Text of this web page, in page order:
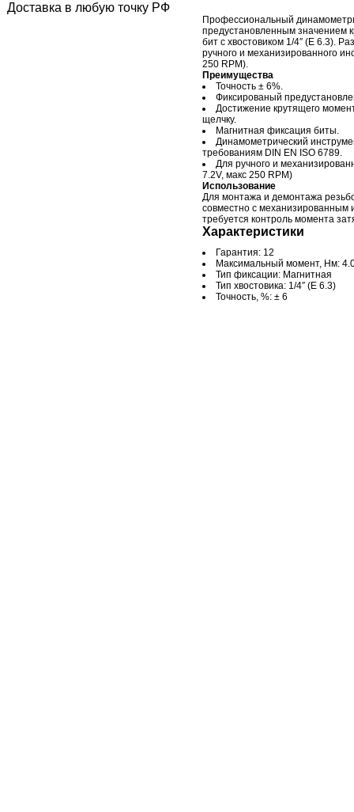
Доставка в любую точку РФ
Профессиональный
предустановленным значением
бит с хвостовиком 1/4″ (E 6.3).
ручного и механизированного
250 RPM).
Преимущества
Точность ± 6%.
Фиксированый
Достижение крутящего
щелчку.
Магнитная фиксация биты.
Динамометрический
требованиям DIN EN ISO 6789.
Для ручного и
7.2V, макс 250 RPM)
Использование
Для монтажа и демонтажа
совместно с механизированным
требуется контроль момента
Характеристики
Гарантия: 12
Максимальный момент, Нм:
Тип фиксации: Магнитная
Тип хвостовика: 1/4″ (E 6.3)
Точность, %: ± 6